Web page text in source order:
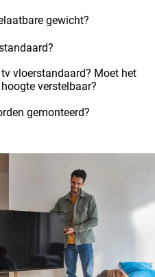
gewicht?
vloerstandaard? Moet het
verstelbaar?
gemonteerd?